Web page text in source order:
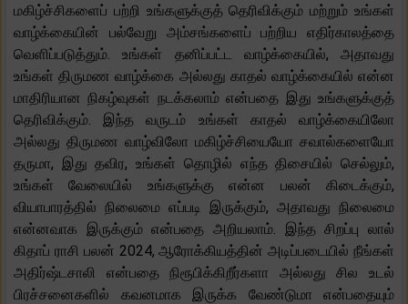
மகிழ்ச்சிகளைப் பற்றி உங்களுக்குத் தெரிவிக்கும் மற்றும் உங்கள்
வாழ்க்கையின் பல்வேறு அம்சங்களைப் பற்றிய எதிர்காலத்தை
வெளிப்படுத்தும். உங்கள் தனிப்பட்ட வாழ்க்கையில், அதாவது
உங்கள் திருமண வாழ்க்கை அல்லது காதல் வாழ்க்கையில் என்ன
மாதிரியான நிகழ்வுகள் நடக்கலாம் என்பதை இது உங்களுக்குத்
தெரிவிக்கும். இந்த வருடம் உங்கள் காதல் வாழ்க்கையிலோ
அல்லது திருமண வாழ்விலோ மகிழ்ச்சியையோ சவால்களையோ
தருமா, இது தவிர, உங்கள் தொழில் எந்த திசையில் செல்லும்,
உங்கள் வேலையில் உங்களுக்கு என்ன பலன் கிடைக்கும்,
வியாபாரத்தில் நிலைமை எப்படி இருக்கும், அதாவது நிலைமை
என்னவாக இருக்கும் என்பதை அறியலாம். இந்த சிறப்பு லால்
கிதாப் ராசி பலன் 2024, ஆரோக்கியத்தின் அடிப்படையில் நீங்கள்
அதிர்ஷ்டசாலி என்பதை நிரூபிக்கிறீர்களா அல்லது சில உடல்
பிரச்சனைகளில் கவனமாக இருக்க வேண்டுமா என்பதையும்